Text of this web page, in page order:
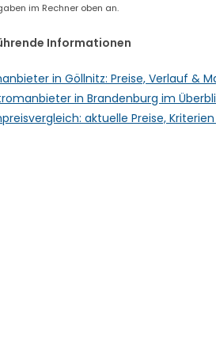
im Rechner oben an.
Informationen
in Göllnitz: Preise, Verlauf &
in Brandenburg im
aktuelle Preise,